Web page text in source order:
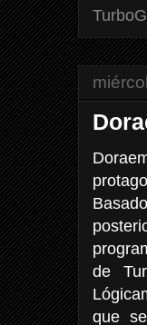
de
que